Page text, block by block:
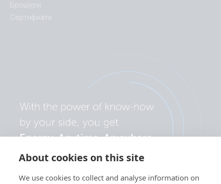
About cookies on this site
We use cookies to collect and analyse information on
Брошури
Сертифікати